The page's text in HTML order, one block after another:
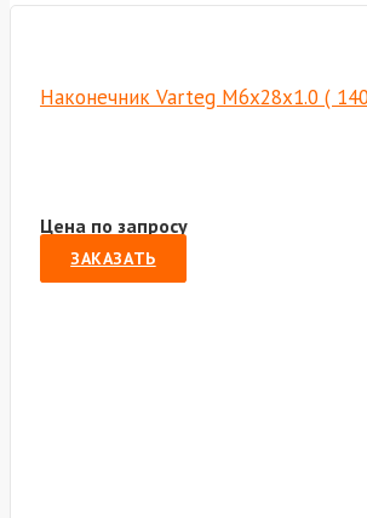
Наконечник Varteg M6х28х1.0 (
Цена по запросу
ЗАКАЗАТЬ